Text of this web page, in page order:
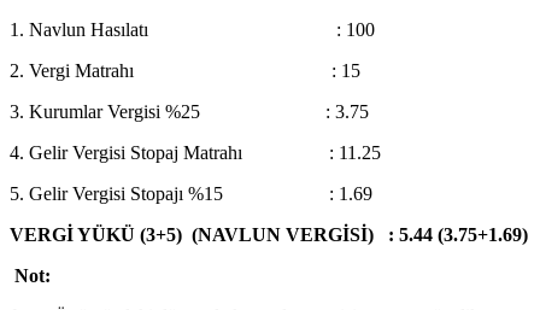
1. Navlun Hasılatı : 100
2. Vergi Matrahı : 15
3. Kurumlar Vergisi %25 : 3.75
4. Gelir Vergisi Stopaj Matrahı : 11.25
5. Gelir Vergisi Stopajı %15 : 1.69
VERGİ YÜKÜ (3+5) (NAVLUN VERGİSİ) : 5.44 (3.75+1.69)
Not: